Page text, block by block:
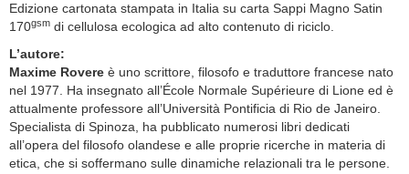
Edizione cartonata stampata in Italia su carta Sappi Magno Satin
170gsm di cellulosa ecologica ad alto contenuto di riciclo.
L’autore:
Maxime Rovere è uno scrittore, filosofo e traduttore francese nato
nel 1977. Ha insegnato all’École Normale Supérieure di Lione ed è
attualmente professore all’Università Pontificia di Rio de Janeiro.
Specialista di Spinoza, ha pubblicato numerosi libri dedicati
all’opera del filosofo olandese e alle proprie ricerche in materia di
etica, che si soffermano sulle dinamiche relazionali tra le persone.